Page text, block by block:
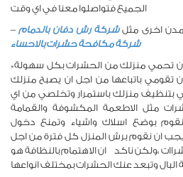
الجميع فتواصلوا معنا في اي وقت
اخرى مثلشركة رش دفان بالدمام–
شركة مكافحة حشرات بالاحساء
*عزيزتي حواء انتي باستطاعتك ان تحمي منزلك من الحشرات بكل سهولة
باتباعها من اجل ان يصبح منزلك
بتنظيف منزلك باستمرار وتخلصي من اي
مثل الاطعمة المكشوفة والقمامة
نقوم بوضع اسلاك واشياء وتمنع دخول
،يجب ان نقوم برش المنزل كل فترة من اجل
،ولكن ناكد ان الاهتمام بالنظافة هو